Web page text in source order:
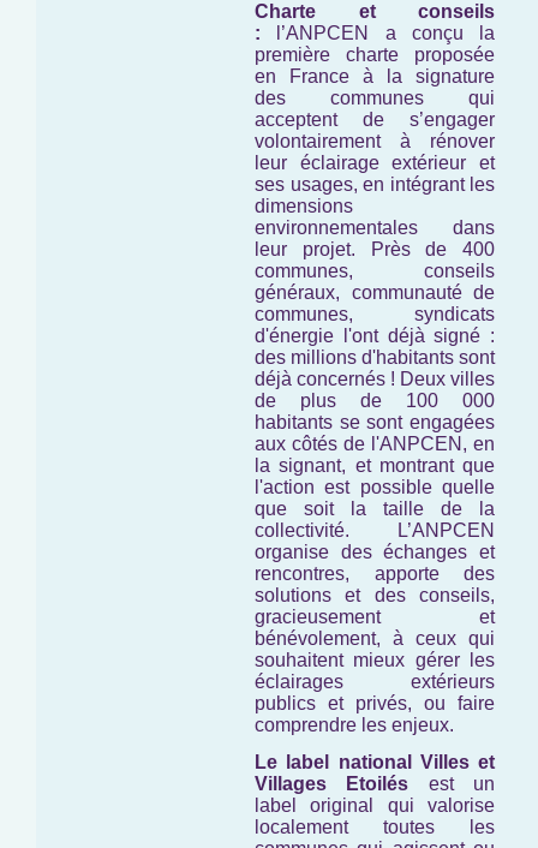
Charte et conseils
: l’ANPCEN a conçu la
première charte proposée
en France à la signature
des communes qui
acceptent de s’engager
volontairement à rénover
leur éclairage extérieur et
ses usages, en intégrant les
dimensions
environnementales dans
leur projet. Près de 400
communes, conseils
généraux, communauté de
communes, syndicats
d'énergie l'ont déjà signé :
des millions d'habitants sont
déjà concernés ! Deux villes
de plus de 100 000
habitants se sont engagées
aux côtés de l'ANPCEN, en
la signant, et montrant que
l'action est possible quelle
que soit la taille de la
collectivité. L’ANPCEN
organise des échanges et
rencontres, apporte des
solutions et des conseils,
gracieusement et
bénévolement, à ceux qui
souhaitent mieux gérer les
éclairages extérieurs
publics et privés, ou faire
comprendre les enjeux.
Le label national Villes et
Villages Etoilés est un
label original qui valorise
localement toutes les